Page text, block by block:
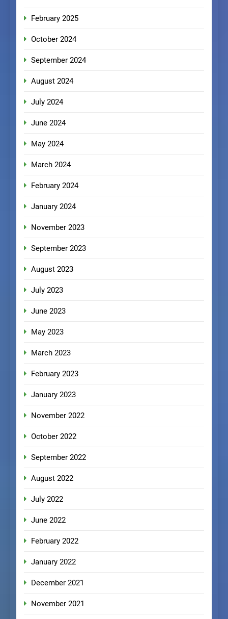
February 2025
October 2024
September 2024
August 2024
July 2024
June 2024
May 2024
March 2024
February 2024
January 2024
November 2023
September 2023
August 2023
July 2023
June 2023
May 2023
March 2023
February 2023
January 2023
November 2022
October 2022
September 2022
August 2022
July 2022
June 2022
February 2022
January 2022
December 2021
November 2021